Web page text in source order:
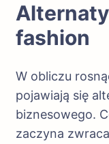
fashion
W obliczu
pojawiają się
biznesowego.
zaczyna